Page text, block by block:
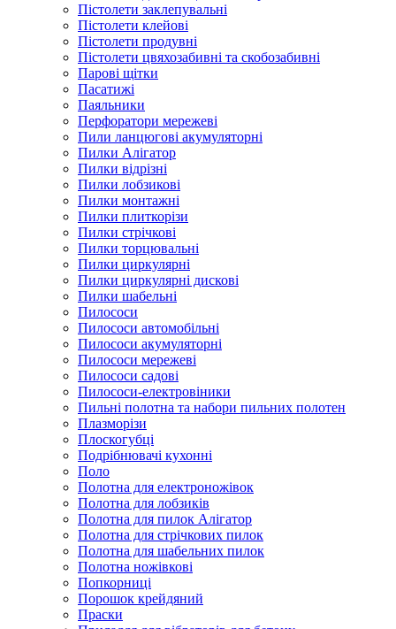
Пістолети заклепувальні
Пістолети клейові
Пістолети продувні
Пістолети цвяхозабивні та скобозабивні
Парові щітки
Пасатижі
Паяльники
Перфоратори мережеві
Пили ланцюгові акумуляторні
Пилки Алігатор
Пилки відрізні
Пилки лобзикові
Пилки монтажні
Пилки плиткорізи
Пилки стрічкові
Пилки торцювальні
Пилки циркулярні
Пилки циркулярні дискові
Пилки шабельні
Пилососи
Пилососи автомобільні
Пилососи акумуляторні
Пилососи мережеві
Пилососи садові
Пилососи-електровіники
Пильні полотна та набори пильних полотен
Плазморізи
Плоскогубці
Подрібнювачі кухонні
Поло
Полотна для електроножівок
Полотна для лобзиків
Полотна для пилок Алігатор
Полотна для стрічкових пилок
Полотна для шабельних пилок
Полотна ножівкові
Попкорниці
Порошок крейдяний
Праски